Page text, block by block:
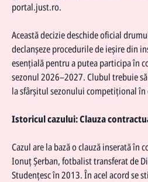
portal.just.ro.
Această decizie deschide oficial
declanșeze procedurile de ieșire din
esențială pentru a putea participa în
sezonul 2026–2027. Clubul trebuie
la sfârșitul sezonului competițional în
Istoricul cazului: Clauza
Cazul are la bază o clauză inserată în
Ionuț Șerban, fotbalist transferat de
Studențesc în 2013. În acel acord se